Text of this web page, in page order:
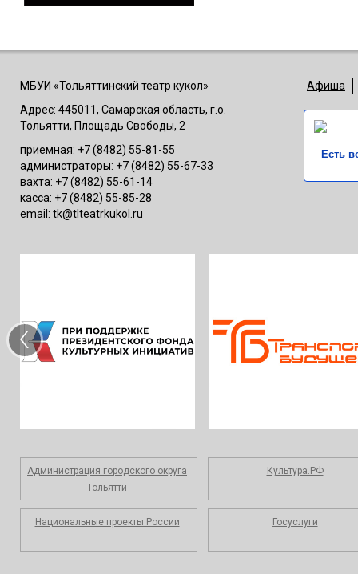
МБУИ «Тольяттинский театр кукол»
Адрес: 445011, Самарская область, г.о.
Тольятти, Площадь Свободы, 2
приемная: +7 (8482) 55-81-55
администраторы: +7 (8482) 55-67-33
вахта: +7 (8482) 55-61-14
касса: +7 (8482) 55-85-28
email: tk@tlteatrkukol.ru
Афиша
Есть
‹
Администрация городского округа
Тольятти
Культура.РФ
Национальные проекты России Госуслуги